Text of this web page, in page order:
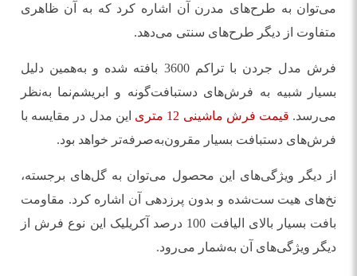
می‌توان به طرح‌های مدرن آن اشاره کرد که به آن ظاهری
متفاوت از دیگر طرح‌های سنتی می‌دهد.
فرش مدل جردن با تراکم 3600 بافته شده و به‌همین دلیل
بسیار شبیه به فرش‌های دستبافت‌گونه و ابریشم‌نما به‌نظر
می‌رسد. قیمت فرش ماشینی 12 متری
این مدل در مقایسه با
فرش‌های دستبافت بسیار مقرون‌به‌صرفه‌تر خواهد بود.
از دیگر ویژگی‌های این محصول می‌توان به گل‌های برجسته،
نخ‌های هیت ست‌شده و بدون پرزدهی آن اشاره کرد. مقاومت
بافت بسیار بالای الیافت 100 درصد آکریلیک این نوع فرش از
دیگر ویژگی‌های آن به‌شمار می‌رود.